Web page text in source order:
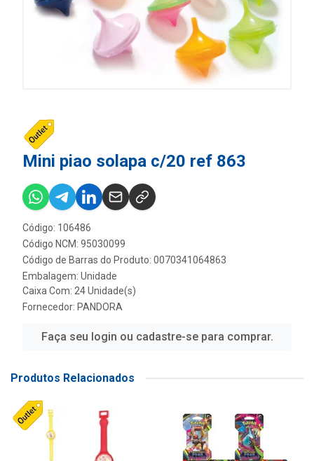
Mini piao solapa c/20 ref 863
Código: 106486
Código NCM: 95030099
Código de Barras do Produto: 0070341064863
Embalagem: Unidade
Caixa Com: 24 Unidade(s)
Fornecedor: PANDORA
Faça seu login ou cadastre-se para comprar.
Produtos Relacionados